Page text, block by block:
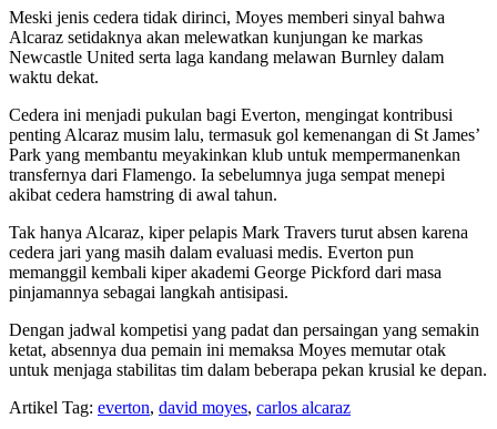
Meski jenis cedera tidak dirinci, Moyes memberi sinyal bahwa
Alcaraz setidaknya akan melewatkan kunjungan ke markas
Newcastle United serta laga kandang melawan Burnley dalam
waktu dekat.
Cedera ini menjadi pukulan bagi Everton, mengingat kontribusi
penting Alcaraz musim lalu, termasuk gol kemenangan di St James’
Park yang membantu meyakinkan klub untuk mempermanenkan
transfernya dari Flamengo. Ia sebelumnya juga sempat menepi
akibat cedera hamstring di awal tahun.
Tak hanya Alcaraz, kiper pelapis Mark Travers turut absen karena
cedera jari yang masih dalam evaluasi medis. Everton pun
memanggil kembali kiper akademi George Pickford dari masa
pinjamannya sebagai langkah antisipasi.
Dengan jadwal kompetisi yang padat dan persaingan yang semakin
ketat, absennya dua pemain ini memaksa Moyes memutar otak
untuk menjaga stabilitas tim dalam beberapa pekan krusial ke depan.
Artikel Tag: everton, david moyes, carlos alcaraz